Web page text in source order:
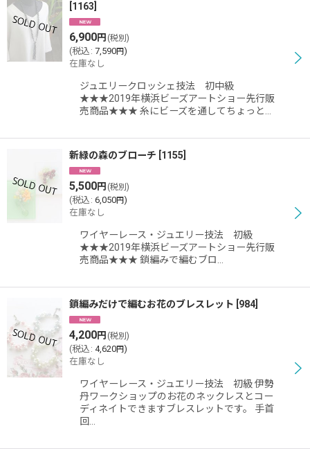
1163
6,900円 (税別)
(税込 : 7,590円)
在庫なし
ジュエリークロッシェ技法 初中級
★★★2019年横浜ビーズアートショー先行販
売商品★★★ 糸にビーズを通してちょっと…
新緑の森のブローチ 1155
5,500円 (税別)
(税込 : 6,050円)
在庫なし
ワイヤーレース・ジュエリー技法 初級
★★★2019年横浜ビーズアートショー先行販
売商品★★★ 鎖編みで編むブロ…
鎖編みだけで編むお花のブレスレット 984
4,200円 (税別)
(税込 : 4,620円)
在庫なし
ワイヤーレース・ジュエリー技法 初級 伊勢
丹ワークショップのお花のネックレスとコー
ディネイトできますブレスレットです。 手首
回…